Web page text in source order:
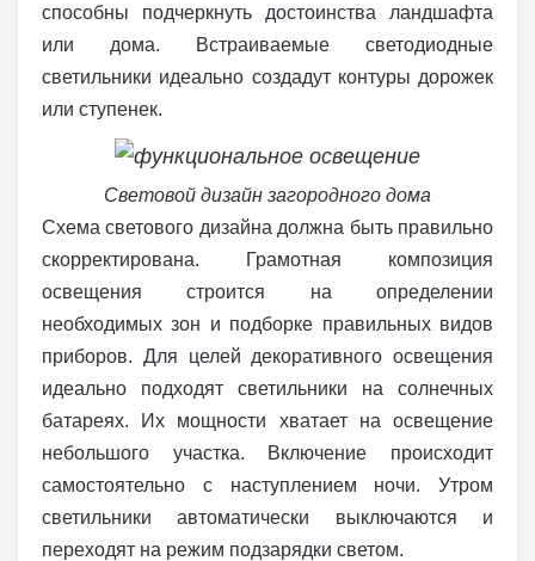
способны подчеркнуть достоинства ландшафта
или дома. Встраиваемые светодиодные
светильники идеально создадут контуры дорожек
или ступенек.
Световой дизайн загородного дома
Схема светового дизайна должна быть правильно
скорректирована. Грамотная композиция
освещения строится на определении
необходимых зон и подборке правильных видов
приборов. Для целей декоративного освещения
идеально подходят светильники на солнечных
батареях. Их мощности хватает на освещение
небольшого участка. Включение происходит
самостоятельно с наступлением ночи. Утром
светильники автоматически выключаются и
переходят на режим подзарядки светом.